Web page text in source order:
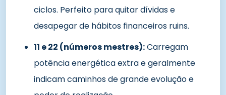
ciclos. Perfeito para quitar dívidas e
desapegar de hábitos financeiros ruins.
11 e 22 (números mestres):Carregam
potência energética extra e geralmente
indicam caminhos de grande evolução e